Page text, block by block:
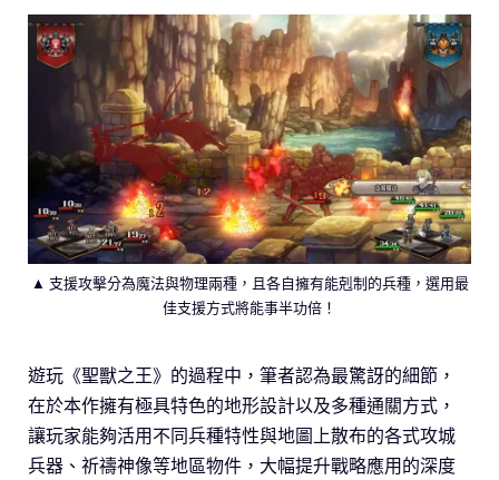
▲ 支援攻擊分為魔法與物理兩種，且各自擁有能剋制的兵種，選用最
佳支援方式將能事半功倍！
遊玩《聖獸之王》的過程中，筆者認為最驚訝的細節，
在於本作擁有極具特色的地形設計以及多種通關方式，
讓玩家能夠活用不同兵種特性與地圖上散布的各式攻城
兵器、祈禱神像等地區物件，大幅提升戰略應用的深度